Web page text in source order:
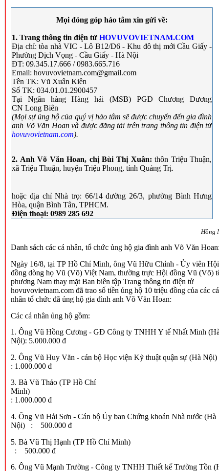
Mọi đóng góp hảo tâm xin gửi về:
1. Trang thông tin điện tửHOVUVOVIETNAM.COM
Địa chỉ: tòa nhà VIC - Lô B12/D6 - Khu đô thị mới Cầu Giấy -
Phường Dịch Vọng - Cầu Giấy - Hà Nội
ĐT: 09.345.17.666 / 0983.665.716
Email: hovuvovietnam.com@gmail.com
Tên TK: Vũ Xuân Kiên
Số TK: 034.01.01.2900457
Tại Ngân hàng Hàng hải (MSB) PGD Chương Dương
CN Long Biên
(Mọi sự ủng hộ của quý vị hảo tâm sẽ được chuyển đến gia đình
anh Võ Văn Hoan và được đăng tải trên trang thông tin điện tử
hovuvovietnam.com).
2. Anh Võ Văn Hoan, chị Bùi Thị Xuân:thôn Triệu Thuận,
xã Triệu Thuận, huyện Triệu Phong, tỉnh Quảng Trị.
hoặc địa chỉ Nhà trọ: 66/14 đường 26/3, phường Bình Hưng
Hòa, quận Bình Tân, TPHCM.
Điện thoại: 0989 285 692
Hồng
Danh sách các cá nhân, tổ chức ủng hộ gia đình anh Võ Văn
Ngày 16/8, tại TP Hồ Chí Minh, ông Vũ Hữu Chính - Ủy viên Hội
đồng dòng họ Vũ (Võ) Việt Nam, thường trực Hội đồng Vũ (Võ)
phương Nam thay mặt Ban biên tập Trang thông tin điện tử
hovuvovietnam.com đã trao số tiền ủng hộ 10 triệu đồng của các cá
nhân tổ chức đã ủng hộ gia đình anh Võ Văn Hoan:
Các cá nhân ủng hộ gồm:
1. Ông Vũ Hồng Cương - GĐ Công ty TNHH Y tế Nhất Minh
Nội): 5.000.000 đ
2. Ông Vũ Huy Văn - cán bộ Học viện Kỹ thuật quận sự
: 1.000.000 đ
3. Bà Vũ Thảo (TP Hồ Chí
: 1.000.000 đ
4. Ông Vũ Hải Sơn - Cán bộ Ủy ban Chứng khoán Nhà nước (Hà
Nội) : 500.000 đ
5. Bà Vũ Thị Hạnh (TP Hồ Chí
: 500.000 đ
6. Ông Vũ Mạnh Trường - Công ty TNHH Thiết kế Trường Tồn